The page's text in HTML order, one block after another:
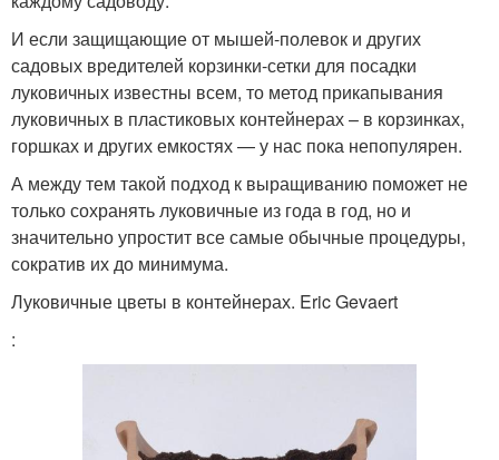
И если защищающие от мышей-полевок и других
садовых вредителей корзинки-сетки для посадки
луковичных известны всем, то метод прикапывания
луковичных в пластиковых контейнерах – в корзинках,
горшках и других емкостях — у нас пока непопулярен.
А между тем такой подход к выращиванию поможет не
только сохранять луковичные из года в год, но и
значительно упростит все самые обычные процедуры,
сократив их до минимума.
Луковичные цветы в контейнерах. Eric Gevaert
: